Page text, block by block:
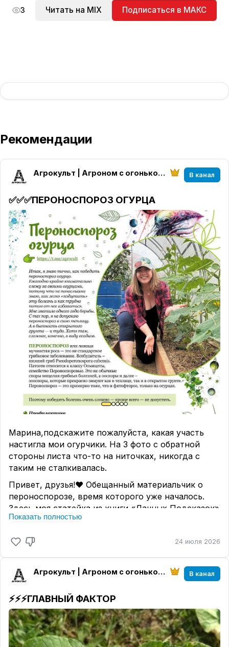
3 Читать на MIX Подписаться в МАКС
Рекомендации
Агрокульт | Агроном с огоньком! В канал
✅✅✅ПЕРОНОСПОРОЗ ОГУРЦА
Марина,подскажите пожалуйста, какая участь
настигла мои огурчики. На 3 фото с обратной
стороны листа что-то на ниточках, никогда с
таким не сталкивалась.
Привет, друзья!❤️ Обещанный материальчик о
пероноспорозе, время которого уже началось.
Здесь моя статейка из книги «Дачных Подсказок»
с рекомендациями по «уходу за больным».
На фото от подписчицы — начало болезни.
Обратите внимание на жёлтые пятна,
ограниченные прожилками листа. Потому они
имеют углы и грани. «Квадратики».
И вот я всех прошу присылать 2 стороны листа,
чтобы круглые пятна тоже идентифицировать,
ведь они разную природу имеют. Здесь, автор
прислал всё правильно, только в полный рост
Показать полностью
24 июля 2026
Агрокульт | Агроном с огоньком! В канал
⚡️⚡️⚡️ГЛАВНЫЙ ФАКТОР